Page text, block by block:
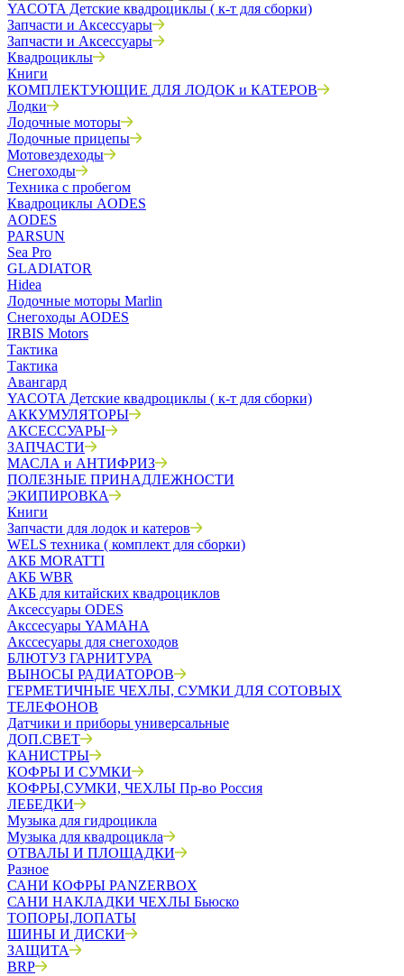
YACOTA Детские квадроциклы ( к-т для сборки)
Запчасти и Аксессуары
Запчасти и Аксессуары
Квадроциклы
Книги
КОМПЛЕКТУЮЩИЕ ДЛЯ ЛОДОК и КАТЕРОВ
Лодки
Лодочные моторы
Лодочные прицепы
Мотовездеходы
Снегоходы
Техника с пробегом
Квадроциклы AODES
AODES
PARSUN
Sea Pro
GLADIATOR
Hidea
Лодочные моторы Marlin
Снегоходы AODES
IRBIS Motors
Тактика
Тактика
Авангард
YACOTA Детские квадроциклы ( к-т для сборки)
АККУМУЛЯТОРЫ
АКСЕССУАРЫ
ЗАПЧАСТИ
МАСЛА и АНТИФРИЗ
ПОЛЕЗНЫЕ ПРИНАДЛЕЖНОСТИ
ЭКИПИРОВКА
Книги
Запчасти для лодок и катеров
WELS техника ( комплект для сборки)
АКБ MORATTI
АКБ WBR
АКБ для китайских квадроциклов
Аксессуары ODES
Акссесуары YAMAHA
Акссесуары для снегоходов
БЛЮТУЗ ГАРНИТУРА
ВЫНОСЫ РАДИАТОРОВ
ГЕРМЕТИЧНЫЕ ЧЕХЛЫ, СУМКИ ДЛЯ СОТОВЫХ
ТЕЛЕФОНОВ
Датчики и приборы универсальные
ДОП.СВЕТ
КАНИСТРЫ
КОФРЫ И СУМКИ
КОФРЫ,СУМКИ, ЧЕХЛЫ Пр-во Россия
ЛЕБЕДКИ
Музыка для гидроцикла
Музыка для квадроцикла
ОТВАЛЫ И ПЛОЩАДКИ
Разное
САНИ КОФРЫ PANZERBOX
САНИ НАКЛАДКИ ЧЕХЛЫ Бьюско
ТОПОРЫ,ЛОПАТЫ
ШИНЫ И ДИСКИ
ЗАЩИТА
BRP